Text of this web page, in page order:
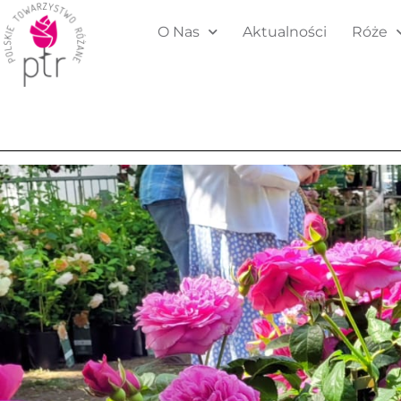
O Nas Aktualności Róże